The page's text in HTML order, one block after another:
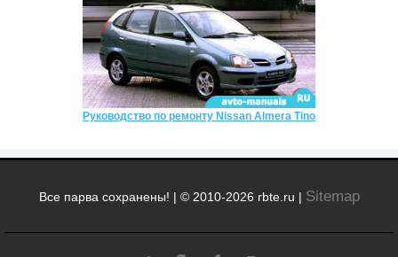
Руководство по ремонту Nissan Almera Tino
Все парва сохранены! | © 2010-2026 rbte.ru | Sitemap